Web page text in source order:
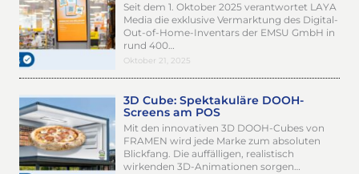
Seit dem 1. Oktober 2025 verantwortet LAYA
Media die exklusive Vermarktung des Digital-
Out-of-Home-Inventars der EMSU GmbH in
rund 400…
Oktober 21, 2025
3D Cube: Spektakuläre DOOH-
Screens am POS
Mit den innovativen 3D DOOH-Cubes von
FRAMEN wird jede Marke zum absoluten
Blickfang. Die auffälligen, realistisch
wirkenden 3D-Animationen sorgen…